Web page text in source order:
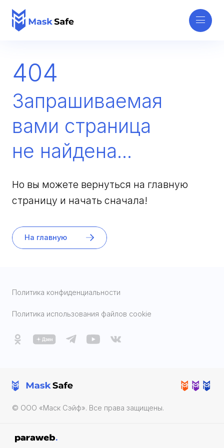
404
Запрашиваемая
вами страница
не найдена...
Но вы можете вернуться на главную
страницу и начать сначала!
На главную
Политика конфиденциальности
Политика использования файлов cookie
© ООО «Маск Cэйф». Все права защищены.